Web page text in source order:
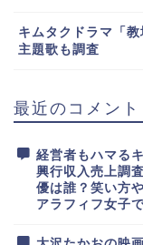
キムタクドラマ「
主題歌も調査
最近のコメント
経営者もハマる
興行収入売上調査
優は誰？笑い方
アラフィフ女子